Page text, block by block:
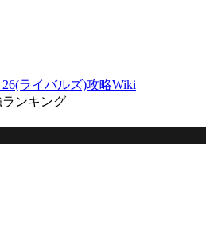
ライバルズ)攻略Wiki
ンキング